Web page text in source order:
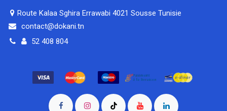
Route Kalaa Sghira Errawabi 4021 Sousse Tunisie
contact@dokani.tn
52 408 804